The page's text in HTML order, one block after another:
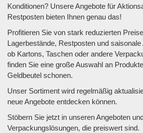
Konditionen? Unsere Angebote für
Restposten bieten Ihnen genau das!
Profitieren Sie von stark reduzierten
Lagerbestände, Restposten und
ob Kartons, Taschen oder andere
finden Sie eine große Auswahl an
Geldbeutel schonen.
Unser Sortiment wird regelmäßig
neue Angebote entdecken können.
Stöbern Sie jetzt in unseren Angeboten
Verpackungslösungen, die preiswert sind.